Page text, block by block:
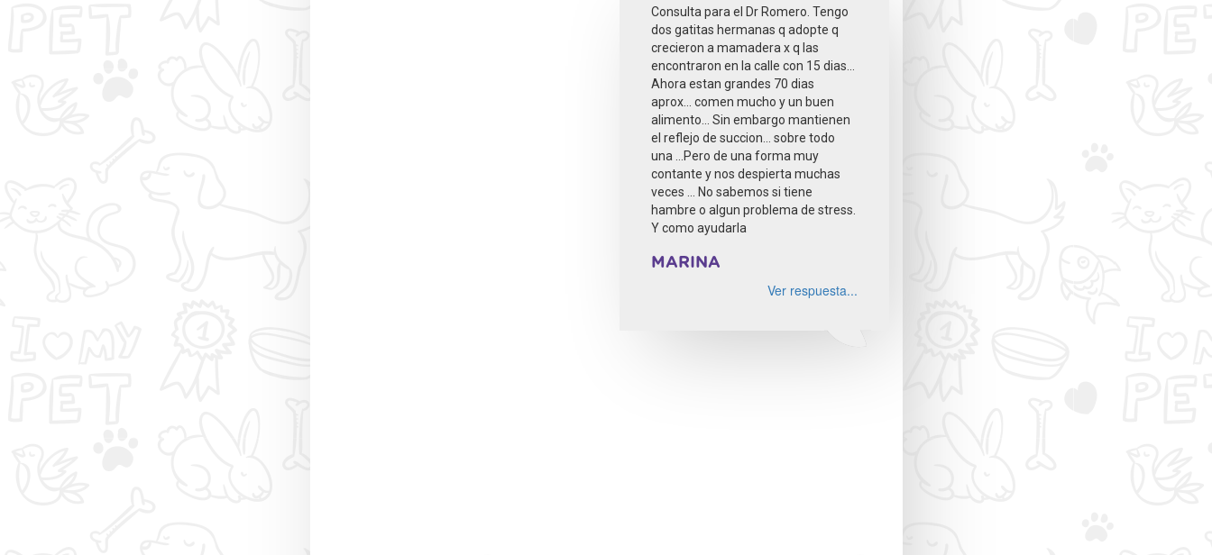
Consulta para el Dr Romero. Tengo
dos gatitas hermanas q adopte q
crecieron a mamadera x q las
encontraron en la calle con 15 dias...
Ahora estan grandes 70 dias
aprox... comen mucho y un buen
alimento... Sin embargo mantienen
el reflejo de succion... sobre todo
una ...Pero de una forma muy
contante y nos despierta muchas
veces ... No sabemos si tiene
hambre o algun problema de stress.
Y como ayudarla
MARINA
Ver respuesta...